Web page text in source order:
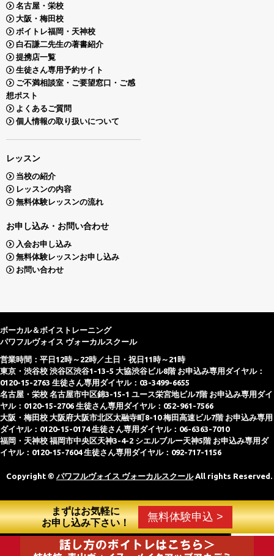
まずはお気軽に
お申し込み下さい！
無料体験申込 >
名古屋・栄校
大阪・梅田校
ボイトレ福岡・天神校
白石謙二先生の著書紹介
提携店一覧
生徒さん専用予約サイト
ご不満相談室・ご要望窓口・ご感
想ポスト
よくあるご質問
個人情報の取り扱いについて
レッスン
当校の紹介
レッスンの内容
無料体験レッスンの流れ
お申し込み・お問い合わせ
入会お申し込み
無料体験レッスンお申し込み
お問い合わせ
ボーカル＆ボイストレーニング
パワフルヴォイス ヴォーカルスクール
営業時間：平日12時～22時／土日・祝日11時～21時
東京・渋谷校 渋谷区渋谷1-13-5 大協渋谷ビル8階 お申込み専用ダイヤル：
0120-15-2763 生徒さん専用ダイヤル：03-3499-6655
名古屋・栄校 名古屋市中区錦3-15-1 ユース栄宮地ビル7階 お申込み専用ダイ
ヤル：0120-15-2706 生徒さん専用ダイヤル：052-961-7566
大阪・梅田校 大阪府大阪市北区太融寺町8-10 梅田高速ビル7階 お申込み専用
ダイヤル：0120-15-0174 生徒さん専用ダイヤル：06-6363-7010
福岡・天神校 福岡市中央区天神3-4-2 シエルブルー天神5階 お申込み専用ダ
イヤル：0120-15-7604 生徒さん専用ダイヤル：092-717-1156
Copyright © パワフルヴォイス ヴォーカルスクールAll rights Reserved.